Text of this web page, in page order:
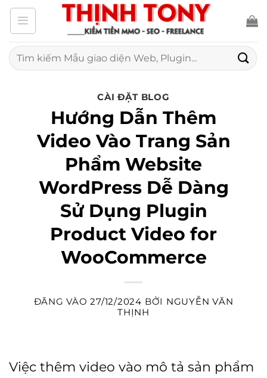
Bỏ
qua
nội
dung
Tìm
kiếm:
CÀI ĐẶT BLOG
Hướng Dẫn Thêm
Video Vào Trang Sản
Phẩm Website
WordPress Dễ Dàng
Sử Dụng Plugin
Product Video for
WooCommerce
ĐĂNG VÀO27/12/2024 BỞI NGUYỄN VĂN
THỊNH
Việc thêm video vào mô tả sản phẩm